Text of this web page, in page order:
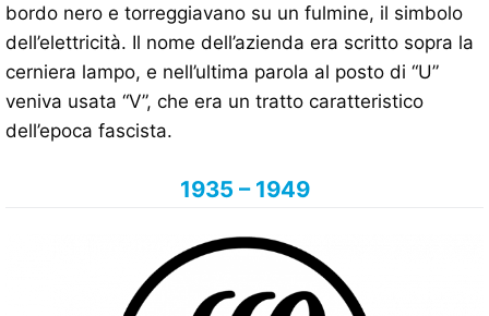
bordo nero e torreggiavano su un fulmine, il simbolo
dell’elettricità. Il nome dell’azienda era scritto sopra la
cerniera lampo, e nell’ultima parola al posto di “U”
veniva usata “V”, che era un tratto caratteristico
dell’epoca fascista.
1935 – 1949